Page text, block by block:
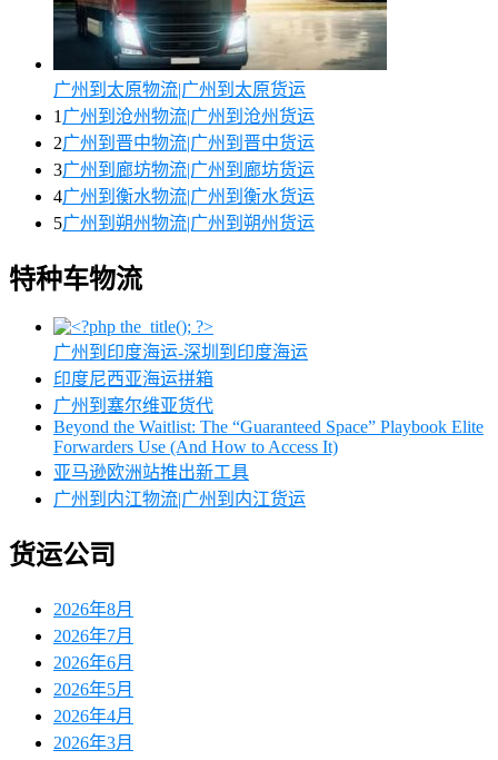
广州到太原物流|广州到太原货运
1 广州到沧州物流|广州到沧州货运
2广州到晋中物流|广州到晋中货运
3广州到廊坊物流|广州到廊坊货运
4广州到衡水物流|广州到衡水货运
5广州到朔州物流|广州到朔州货运
特种车物流
广州到印度海运-深圳到印度海运
印度尼西亚海运拼箱
广州到塞尔维亚货代
Beyond the Waitlist: The “Guaranteed Space” Playbook Elite
Forwarders Use (And How to Access It)
亚马逊欧洲站推出新工具
广州到内江物流|广州到内江货运
货运公司
2026年8月
2026年7月
2026年6月
2026年5月
2026年4月
2026年3月